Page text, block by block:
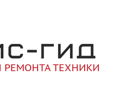
РЕМОНТА ТЕХНИКИ